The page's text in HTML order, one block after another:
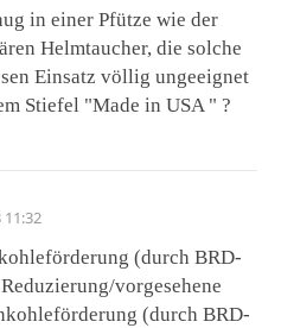
in einer Pfütze wie der
Helmtaucher, die solche
Einsatz völlig ungeeignet
Stiefel "Made in USA " ?
11:32
(durch BRD-
vorgesehene
(durch BRD-